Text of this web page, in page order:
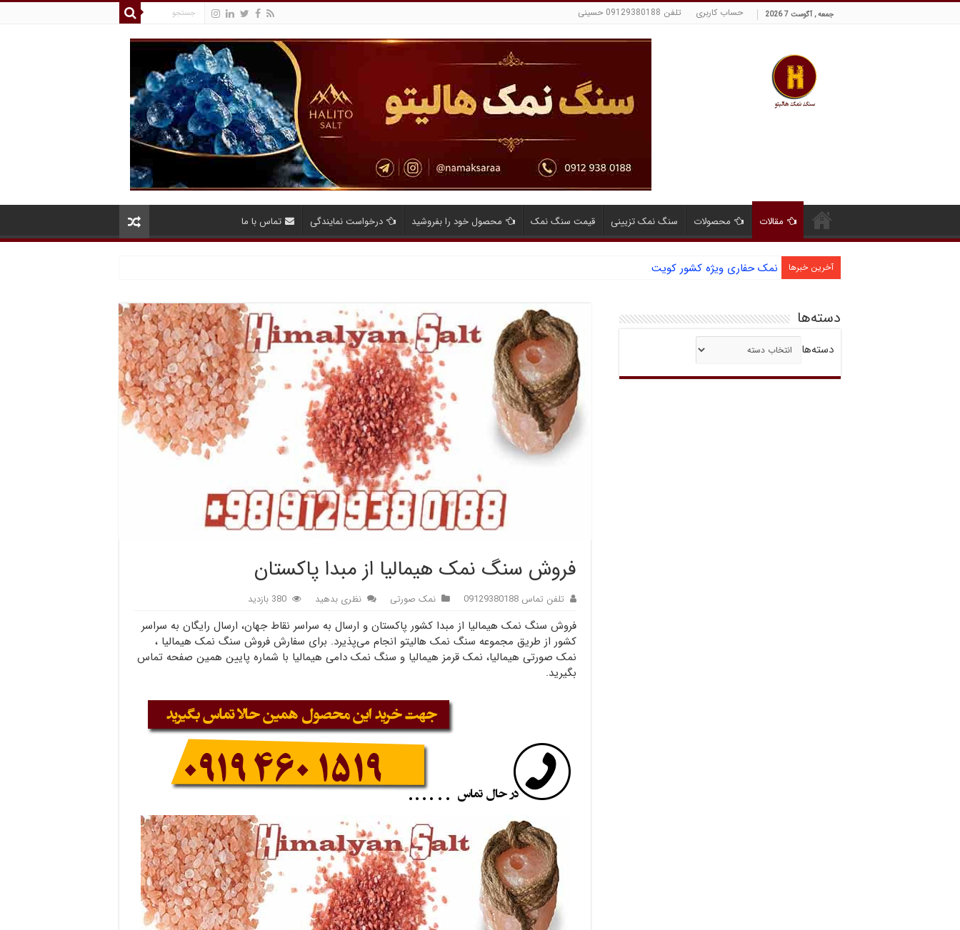
جمعه , آگوست 7 2026 حساب کاربری تلفن 09129380188 حسینی
مقالات محصولات سنگ نمک تزیینی قیمت سنگ نمک محصول خود را بفروشید درخواست نمایندگی تماس با ما
آخرین خبرها نمک حفاری ویژه کشور کویت
فروش سنگ نمک هیمالیا از مبدا پاکستان
تلفن تماس 09129380188 نمک صورتی نظری بدهید 380 بازدید
فروش سنگ نمک هیمالیا از مبدا کشور پاکستان و ارسال به سراسر نقاط جهان، ارسال رایگان به سراسر
کشور از طریق مجموعه سنگ نمک هالیتو انجام می‌پذیرد. برای سفارش فروش سنگ نمک هیمالیا ،
نمک صورتی هیمالیا، نمک قرمز هیمالیا و سنگ نمک دامی هیمالیا با شماره پایین همین صفحه تماس
بگیرید.
دسته‌ها
دسته‌ها